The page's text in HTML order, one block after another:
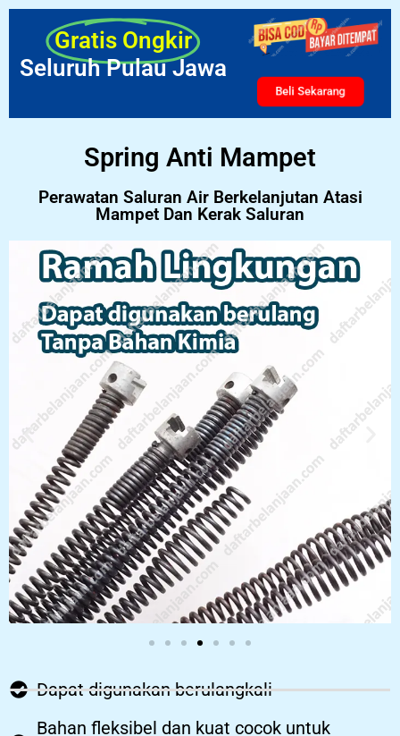
Gratis Ongkir
Seluruh Pulau Jawa
Beli Sekarang
Spring Anti Mampet
Perawatan Saluran Air Berkelanjutan Atasi
Mampet Dan Kerak Saluran
Dapat digunakan berulangkali
Bahan fleksibel dan kuat cocok untuk